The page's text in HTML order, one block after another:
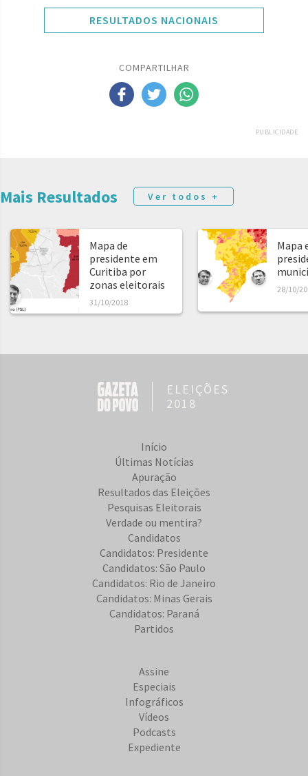
RESULTADOS NACIONAIS
COMPARTILHAR
PUBLICIDADE
Mais Resultados Ver todos +
Mapa de
presidente em
Curitiba por
zonas eleitorais
31/10/2018
Mapa
28/10/
ELEIÇÕES
2018
Início
Últimas Notícias
Apuração
Resultados das Eleições
Pesquisas Eleitorais
Verdade ou mentira?
Candidatos
Candidatos: Presidente
Candidatos: São Paulo
Candidatos: Rio de Janeiro
Candidatos: Minas Gerais
Candidatos: Paraná
Partidos
Assine
Especiais
Infográficos
Vídeos
Podcasts
Expediente